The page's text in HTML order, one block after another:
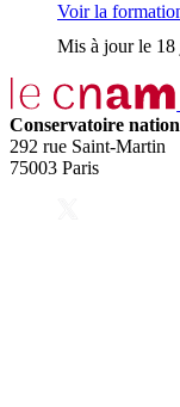
Voir la
Mis à jour le
Conservatoire
292 rue Saint-Martin
75003 Paris